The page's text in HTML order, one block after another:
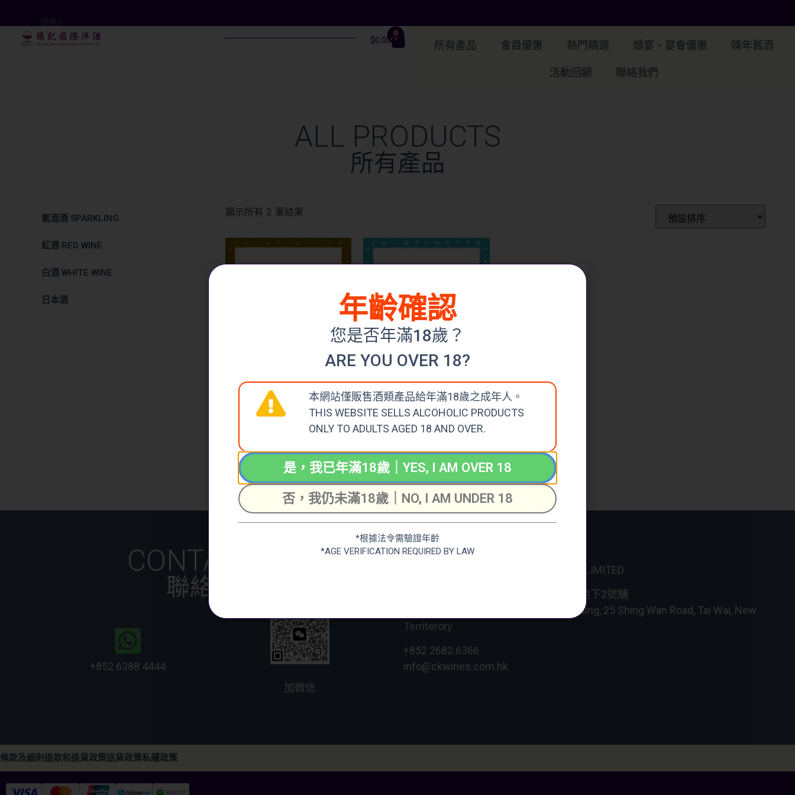
$0.00
0
所有產品 會員優惠 熱門精選 婚宴、宴會優惠 陳年舊酒
活動回顧 聯絡我們
ALL PRODUCTS
所有產品
氣泡酒 SPARKLING
紅酒 RED WINE
白酒 WHITE WINE
日本酒
顯示所有 2 筆結果
LA SPINETTA BIANCOSPINO
MOSCATO D’ASTI 2020
加入購物車
LA SPINETTA BRICCO
QUAGLIA MOSCATO D’ASTI
2021
加入購物車
CONTACT US
聯絡我們
+852 6388 4444
加微信
張記國際洋酒有限公司
CHEUNG KEE INTERNATIONAL WINES LIMITED
新界大圍成運道25-27號成全工業大廈地下2號舖
Unit 2, G/F, Shing Chuen Industrial Building, 25 Shing Wan Road, Tai Wai, New
Territerory
+852 2682 6366
info@ckwines.com.hk
條款及細則 退款和退貨政策送貨政策私隱政策
年齡確認
您是否年滿18歲？
ARE YOU OVER 18?
本網站僅販售酒類產品給年滿18歲之成年人。
THIS WEBSITE SELLS ALCOHOLIC PRODUCTS
ONLY TO ADULTS AGED 18 AND OVER.
是，我已年滿18歲｜YES, I AM OVER 18
否，我仍未滿18歲｜NO, I AM UNDER 18
*根據法令需驗證年齡
*AGE VERIFICATION REQUIRED BY LAW